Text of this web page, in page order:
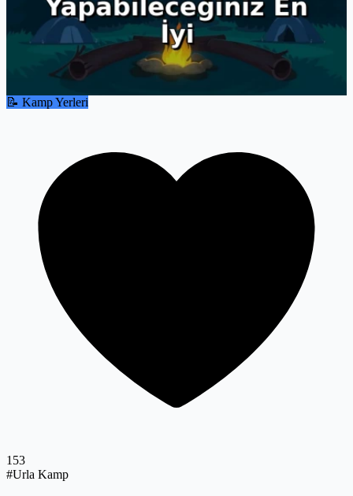
📝 Kamp Yerleri
153
#Urla Kamp